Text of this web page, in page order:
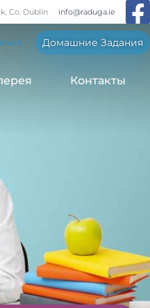
Co. Dublin info@raduga.ie
Домашние Задания
Контакты